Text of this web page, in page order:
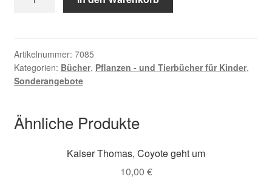
Farn
und
Specht
CD
Menge
Artikelnummer: 7085
Kategorien: Bücher, Pflanzen - und Tierbücher für Kinder,
Sonderangebote
Ähnliche Produkte
Kaiser Thomas, Coyote geht um
10,00 €